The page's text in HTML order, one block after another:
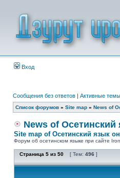
Вход
Сообщения без ответов | Активные темы
Список форумов » Site map » News of
News of Осетинский
Site map of Осетинский язык
Форум об осетинском языке при сайте
Страница 5 из 50 [ Тем: 496 ]